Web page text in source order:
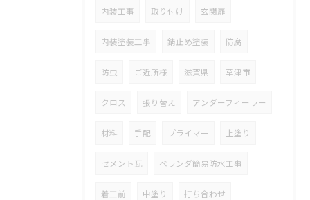
内装工事 取り付け 玄関扉
内装塗装工事 錆止め塗装 防腐
防虫 ご近所様 滋賀県 草津市
クロス 張り替え アンダーフィーラー
材料 手配 プライマー 上塗り
セメント瓦 ベランダ簡易防水工事
着工前 中塗り 打ち合わせ